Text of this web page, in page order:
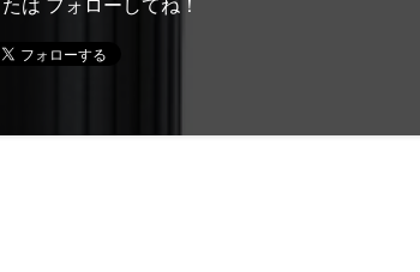
は フォローしてね！